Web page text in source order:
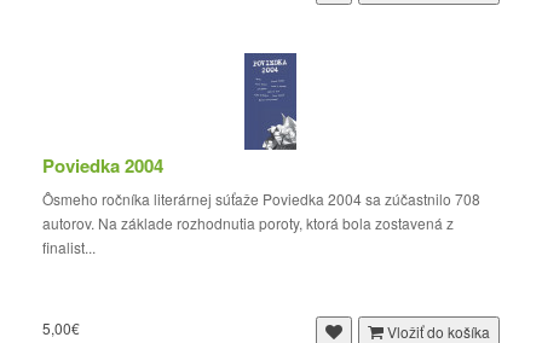
Poviedka 2004
Ôsmeho ročníka literárnej súťaže Poviedka 2004 sa zúčastnilo 708
autorov. Na základe rozhodnutia poroty, ktorá bola zostavená z
finalist...
5,00€ Vložiť do košíka